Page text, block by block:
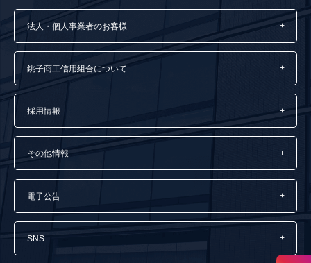
法人・個人事業者のお客様
銚子商工信用組合について
採用情報
その他情報
電子公告
SNS